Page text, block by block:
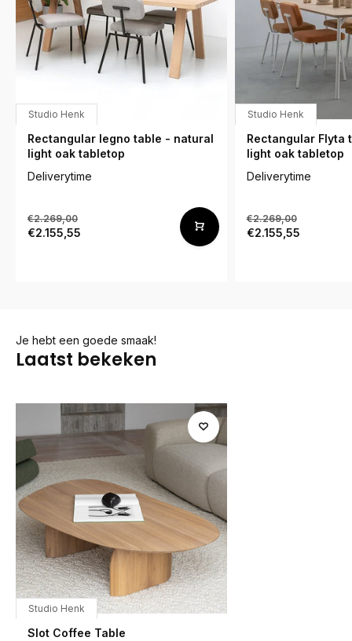
Studio Henk
Rectangular legno table - natural
light oak tabletop
Deliverytime
€2.269,00
€2.155,55
Studio Henk
Rectangular Flyta
light oak tabletop
Deliverytime
€2.269,00
€2.155,55
Je hebt een goede smaak!
Laatst bekeken
Studio Henk
Slot Coffee Table